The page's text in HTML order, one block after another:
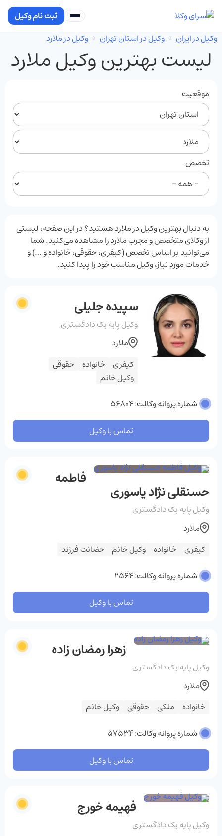
ثبت نام وکیل
وکیل در ایران
وکیل در استان تهران وکیل در ملارد
لیست بهترین وکیل ملارد
موقعیت
تخصص
به دنبال بهترین وکیل در ملارد هستید؟ در این صفحه، لیستی
از وکلای متخصص و مجرب ملارد را مشاهده می‌کنید. شما
می‌توانید بر اساس تخصص (کیفری، حقوقی، خانواده و …) و
خدمات مورد نیاز، وکیل مناسب خود را پیدا کنید.
سپیده جلیلی
وکیل پایه یک دادگستری
کیفری خانواده
حقوقی
وکیل خانم
ملارد
شماره پروانه وکالت: 56804
تماس با وکیل
فاطمه
حسنقلی نژاد یاسوری
وکیل پایه یک دادگستری
کیفری خانواده وکیل خانم حضانت فرزند
ملارد
شماره پروانه وکالت: 2564
تماس با وکیل
زهرا رمضان زاده
وکیل پایه یک دادگستری
خانواده ملکی حقوقی وکیل خانم
ملارد
شماره پروانه وکالت: 57534
تماس با وکیل
فهیمه خورج
وکیل پایه یک دادگستری